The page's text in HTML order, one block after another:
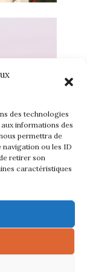
des technologies
informations des
permettra de
navigation ou les ID
retirer son
caractéristiques
DU SAINT
ET MIS À